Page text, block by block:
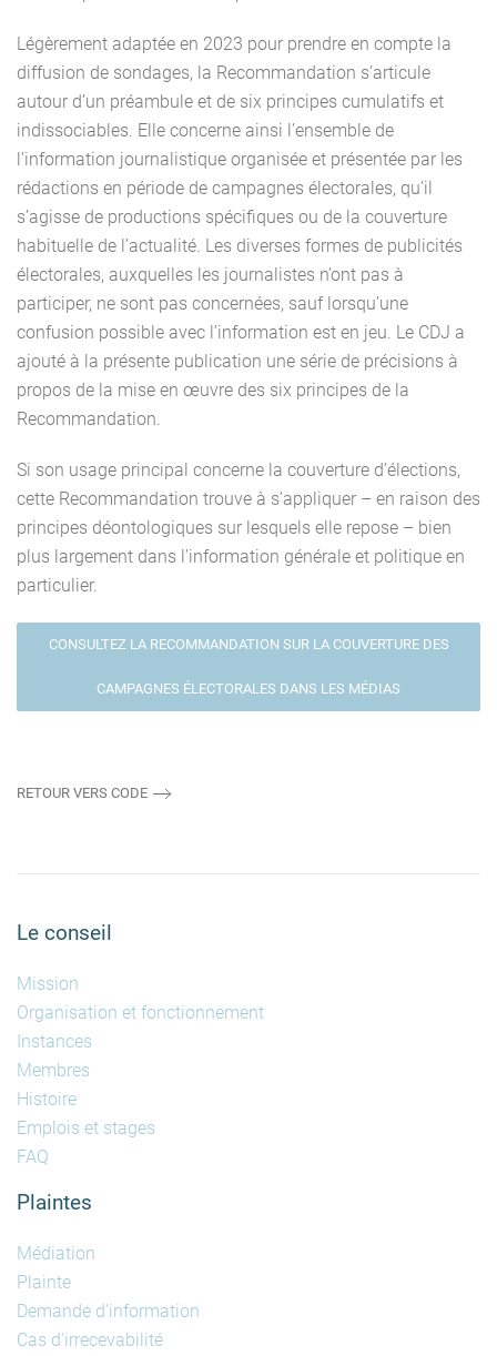
Légèrement adaptée en 2023 pour prendre en compte la
diffusion de sondages, la Recommandation s’articule
autour d’un préambule et de six principes cumulatifs et
indissociables. Elle concerne ainsi l’ensemble de
l’information journalistique organisée et présentée par les
rédactions en période de campagnes électorales, qu’il
s’agisse de productions spécifiques ou de la couverture
habituelle de l’actualité. Les diverses formes de publicités
électorales, auxquelles les journalistes n’ont pas à
participer, ne sont pas concernées, sauf lorsqu’une
confusion possible avec l’information est en jeu. Le CDJ a
ajouté à la présente publication une série de précisions à
propos de la mise en œuvre des six principes de la
Recommandation.
Si son usage principal concerne la couverture d’élections,
cette Recommandation trouve à s’appliquer – en raison des
principes déontologiques sur lesquels elle repose – bien
plus largement dans l’information générale et politique en
particulier.
CONSULTEZ LA RECOMMANDATION SUR LA COUVERTURE DES
CAMPAGNES ÉLECTORALES DANS LES MÉDIAS
RETOUR VERS CODE
Le conseil
Mission
Organisation et fonctionnement
Instances
Membres
Histoire
Emplois et stages
FAQ
Plaintes
Médiation
Plainte
Demande d'information
Cas d'irrecevabilité